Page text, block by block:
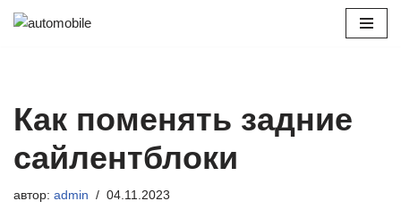
Как поменять задние
сайлентблоки
автор: admin 04.11.2023